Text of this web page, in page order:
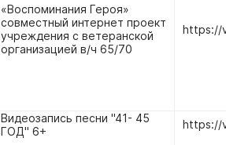
«Воспоминания Героя»
совместный интернет проект
учреждения с ветеранской
организацией в/ч 65/70
https://
Видеозапись песни "41- 45
ГОД" 6+
https://